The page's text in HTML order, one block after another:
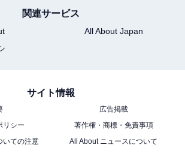
2-S」
ダウンモニター TVM-FW1100-2-S 11.6
関連サービス
All About Japan
サイト情報
広告掲載
リシー
著作権・商標・免責事項
いての注意
All About ニュースについて